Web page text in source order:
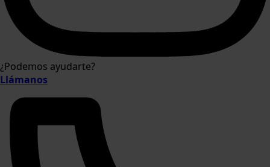
¿Podemos ayudarte?
Llámanos